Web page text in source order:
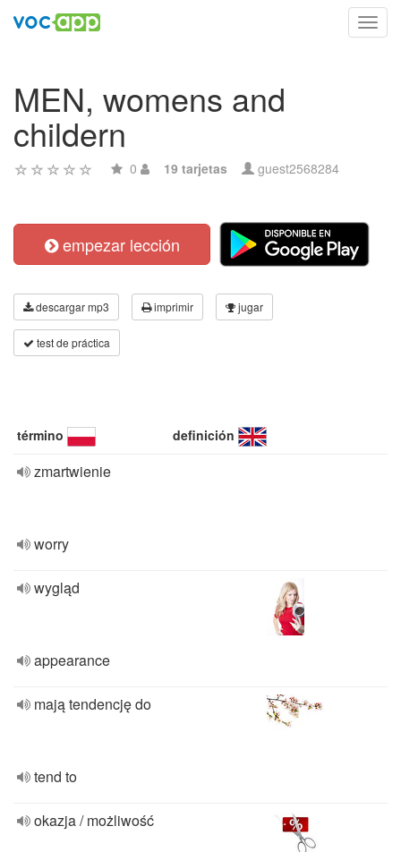
MEN, womens and
childern
0 19 tarjetas guest2568284
empezar lección
descargar mp3 imprimir jugar
test de práctica
término definición
zmartwienie
worry
wygląd
appearance
mają tendencję do
tend to
okazja / możliwość